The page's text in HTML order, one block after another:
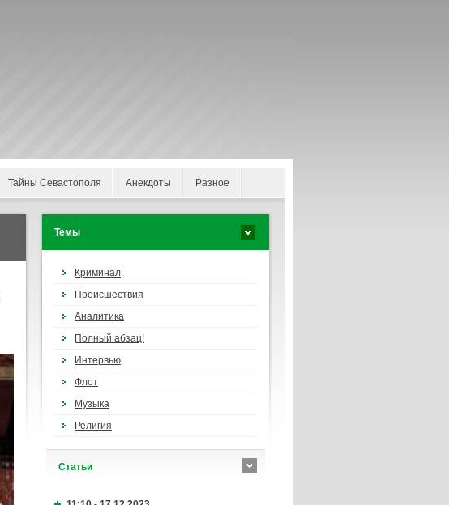
Тайны Севастополя Анекдоты Разное
Темы
Криминал
Происшествия
Аналитика
Полный абзац!
Интервью
Флот
Музыка
Религия
Cтатьи